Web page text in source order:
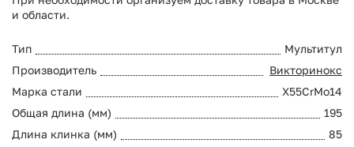
и области.
Тип
Мультитул
Производитель
Викторинокс
Марка стали
X55CrMo14
Общая длина (мм)
195
Длина клинка (мм)
85